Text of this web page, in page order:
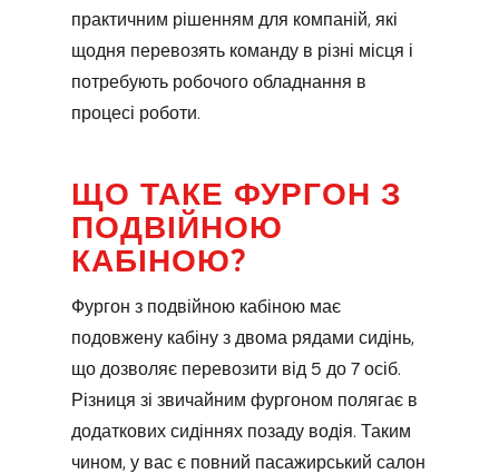
практичним рішенням для компаній, які
щодня перевозять команду в різні місця і
потребують робочого обладнання в
процесі роботи.
ЩО ТАКЕ ФУРГОН З
ПОДВІЙНОЮ
КАБІНОЮ?
Фургон з подвійною кабіною має
подовжену кабіну з двома рядами сидінь,
що дозволяє перевозити від 5 до 7 осіб.
Різниця зі звичайним фургоном полягає в
додаткових сидіннях позаду водія. Таким
чином, у вас є повний пасажирський салон